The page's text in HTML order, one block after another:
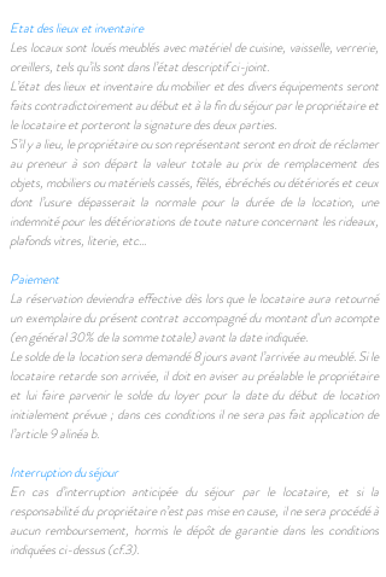
Etat des lieux et inventaire
Les locaux sont loués meublés avec matériel de cuisine, vaisselle, verrerie,
oreillers, tels qu’ils sont dans l’état descriptif ci-joint.
L’état des lieux et inventaire du mobilier et des divers équipements seront
faits contradictoirement au début et à la fin du séjour par le propriétaire et
le locataire et porteront la signature des deux parties.
S’il y a lieu, le propriétaire ou son représentant seront en droit de réclamer
au preneur à son départ la valeur totale au prix de remplacement des
objets, mobiliers ou matériels cassés, fêlés, ébréchés ou détériorés et ceux
dont l’usure dépasserait la normale pour la durée de la location, une
indemnité pour les détériorations de toute nature concernant les rideaux,
plafonds vitres, literie, etc...
Paiement
La réservation deviendra effective dès lors que le locataire aura retourné
un exemplaire du présent contrat accompagné du montant d'un acompte
(en général 30% de la somme totale) avant la date indiquée.
Le solde de la location sera demandé 8 jours avant l’arrivée au meublé. Si le
locataire retarde son arrivée, il doit en aviser au préalable le propriétaire
et lui faire parvenir le solde du loyer pour la date du début de location
initialement prévue ; dans ces conditions il ne sera pas fait application de
l’article 9 alinéa b.
Interruption du séjour
En cas d’interruption anticipée du séjour par le locataire, et si la
responsabilité du propriétaire n’est pas mise en cause, il ne sera procédé à
aucun remboursement, hormis le dépôt de garantie dans les conditions
indiquées ci-dessus (cf.3).